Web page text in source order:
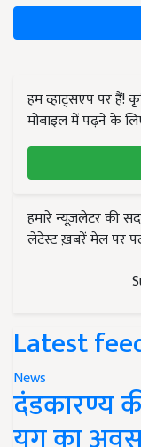
हम व्हाट्सएप पर हैं!
मोबाइल में पढ़ने के
हमारे न्यूज़लेटर की
लेटेस्ट ख़बरें मेल पर
Latest
News
दंडकारण्य